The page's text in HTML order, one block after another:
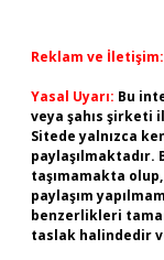
Reklam ve İletişim:
Yasal Uyarı: Bu
veya şahıs şirketi
Sitede yalnızca
taşımamakta
paylaşım
benzerlikleri
taslak halindedir